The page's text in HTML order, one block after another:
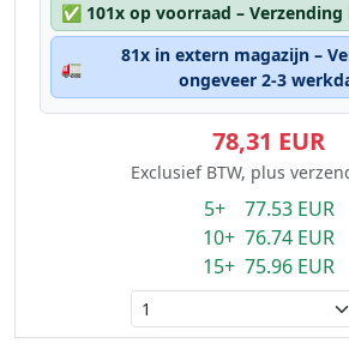
✅ 101x op voorraad –
🚛
81x in extern magazijn –
ongeveer 2-3
78,31 EUR
Exclusief BTW, plus
5+ 77.53 EUR
10+ 76.74 EUR
15+ 75.96 EUR